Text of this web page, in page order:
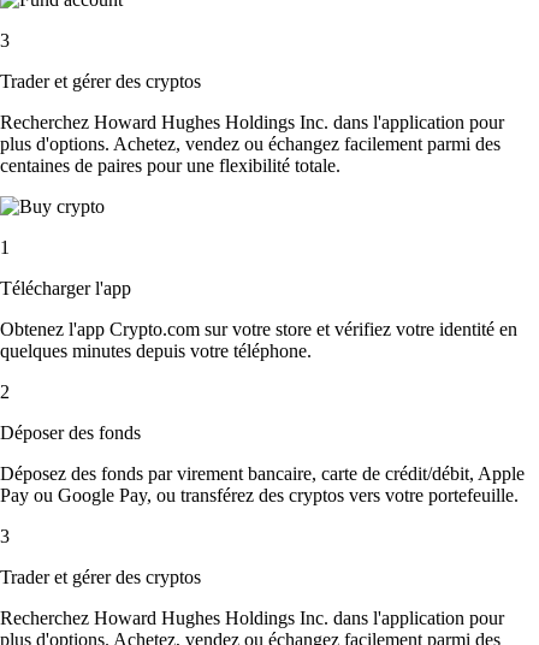
3
Trader et gérer des cryptos
Recherchez Howard Hughes Holdings Inc. dans l'application pour
plus d'options. Achetez, vendez ou échangez facilement parmi des
centaines de paires pour une flexibilité totale.
1
Télécharger l'app
Obtenez l'app Crypto.com sur votre store et vérifiez votre identité en
quelques minutes depuis votre téléphone.
2
Déposer des fonds
Déposez des fonds par virement bancaire, carte de crédit/débit, Apple
Pay ou Google Pay, ou transférez des cryptos vers votre portefeuille.
3
Trader et gérer des cryptos
Recherchez Howard Hughes Holdings Inc. dans l'application pour
plus d'options. Achetez, vendez ou échangez facilement parmi des